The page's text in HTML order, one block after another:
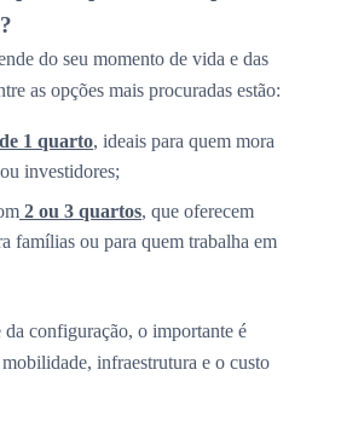
do seu momento de vida e das
as opções mais procuradas estão:
1 quarto, ideais para quem mora
investidores;
2 ou 3 quartos, que oferecem
famílias ou para quem trabalha em
da configuração, o importante é
infraestrutura e o custo